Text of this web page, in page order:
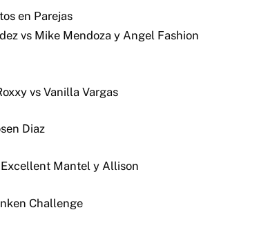
en Parejas
vs Mike Mendoza y Angel Fashion
vs Vanilla Vargas
Diaz
Mantel y Allison
Challenge